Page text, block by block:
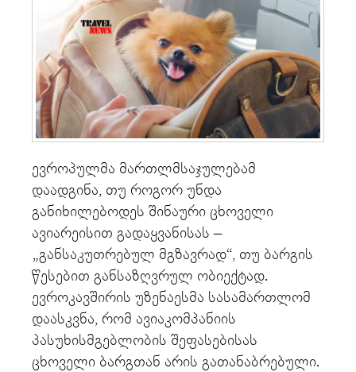
ევროპულმა მართლმსაჯულებამ
დაადგინა, თუ როგორ უნდა
განიხილებოდეს შინაური ცხოველი
ავიარეისით გადაყვანისას –
„განსაკუთრებულ მგზავრად“, თუ ბარგის
წესებით განსაზღვრულ ობიექტად.
ევროკავშირის უზენაესმა სასამართლომ
დაასკვნა, რომ ავიაკომპანიის
პასუხისმგებლობის შეფასებისას
ცხოველი ბარგთან არის გათანაბრებული.